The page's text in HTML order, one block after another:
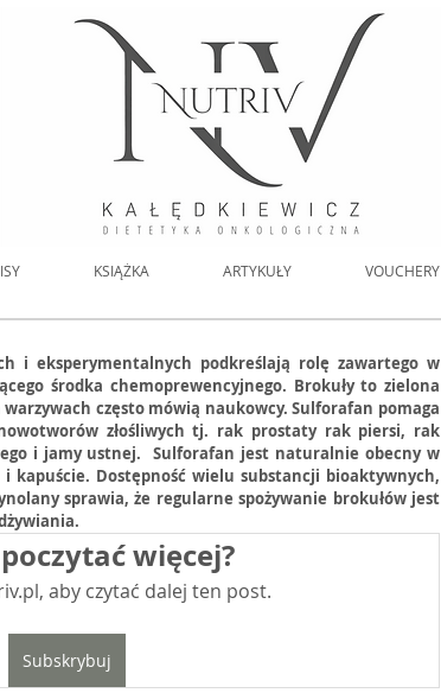
KSIĄŻKA ARTYKUŁY VOUCHERY
i eksperymentalnych podkreślają rolę zawartego w
środka chemoprewencyjnego. Brokuły to zielona
często mówią naukowcy. Sulforafan pomaga
złośliwych tj. rak prostaty rak piersi, rak
i jamy ustnej.  Sulforafan jest naturalnie obecny w
kapuście. Dostępność wielu substancji bioaktywnych,
sprawia, że regularne spożywanie brokułów jest
więcej?
aby czytać dalej ten post.
Subskrybuj